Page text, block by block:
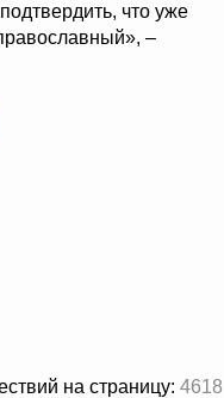
что уже
–
на страницу: 4618